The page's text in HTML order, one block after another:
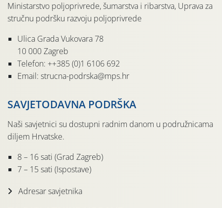
Ministarstvo poljoprivrede, šumarstva i ribarstva, Uprava za
stručnu podršku razvoju poljoprivrede
Ulica Grada Vukovara 78
10 000 Zagreb
Telefon: ++385 (0)1 6106 692
Email: strucna-podrska@mps.hr
SAVJETODAVNA PODRŠKA
Naši savjetnici su dostupni radnim danom u podružnicama
diljem Hrvatske.
8 – 16 sati (Grad Zagreb)
7 – 15 sati (Ispostave)
Adresar savjetnika